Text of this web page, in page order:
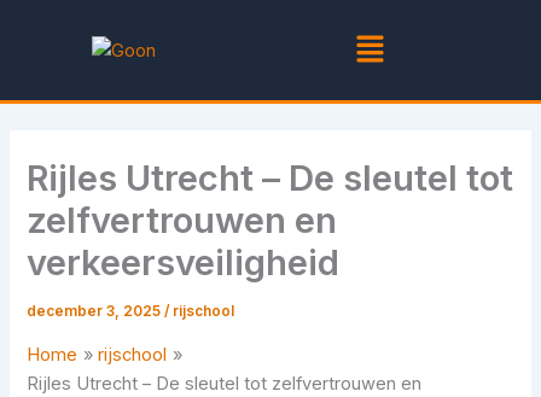
inhoud
Menu
Rijles Utrecht – De sleutel tot
zelfvertrouwen en
verkeersveiligheid
december 3, 2025/ rijschool
Home
rijschool
Rijles Utrecht – De sleutel tot zelfvertrouwen en